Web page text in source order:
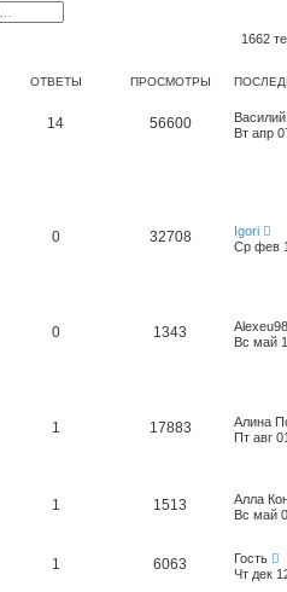
1662
ОТВЕТЫ ПРОСМОТРЫ
14 56600
Вт апр
0 32708
Igori
Ср фев
0 1343
Alexeu98
Вс май
1 17883
Алина
Пт авг
1 1513
Алла
Вс май
1 6063
Гость
Чт дек